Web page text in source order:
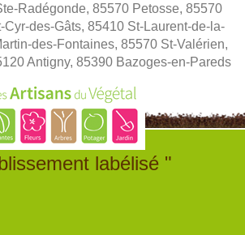
Radégonde, 85570 Petosse, 85570
Cyr-des-Gâts, 85410 St-Laurent-de-la-
des-Fontaines, 85570 St-Valérien,
Antigny, 85390 Bazoges-en-Pareds
labélisé "